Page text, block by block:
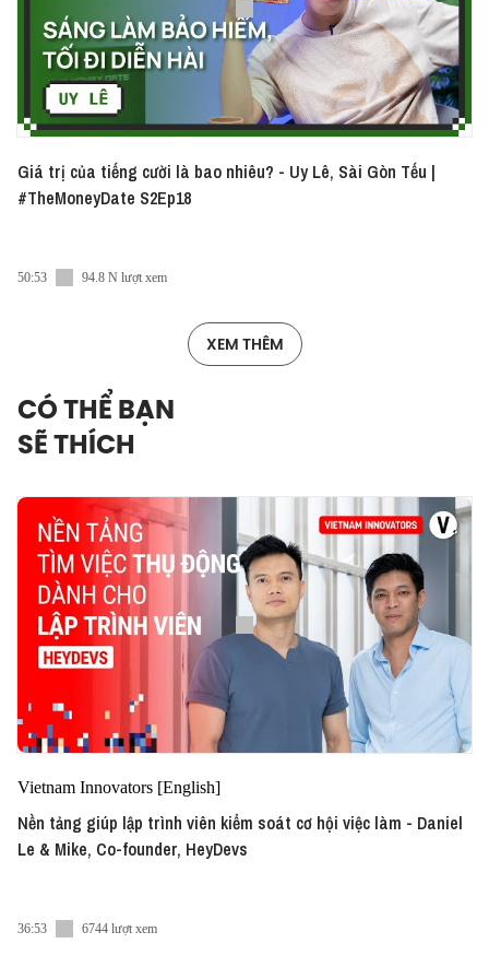
Giá trị của tiếng cười là bao nhiêu? - Uy Lê, Sài Gòn Tếu |
#TheMoneyDate S2Ep18
50:53 94.8 N lượt xem
XEM THÊM
CÓ THỂ BẠN
SẼ THÍCH
Vietnam Innovators [English]
Nền tảng giúp lập trình viên kiểm soát cơ hội việc làm - Daniel
Le & Mike, Co-founder, HeyDevs
36:53 6744 lượt xem